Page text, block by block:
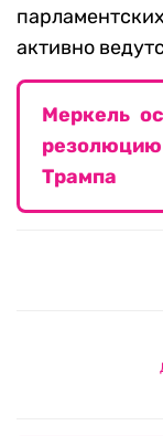
активно
Меркель
Трампа